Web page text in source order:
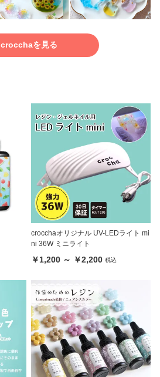
crocchaを見る
crocchaオリジナル UV-LEDライト mi
ni 36W ミニライト
￥1,200 ～ ￥2,200 税込